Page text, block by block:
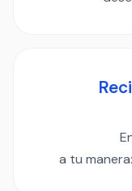
a tu